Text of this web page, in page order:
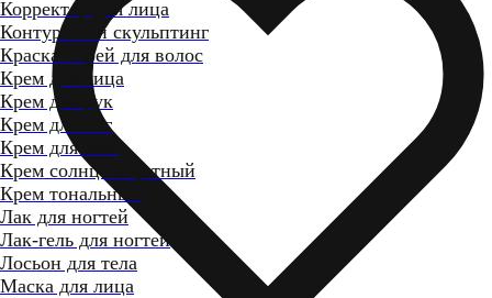
Корректор для лица
Контуринг и скульптинг
Краска-спрей для волос
Крем для лица
Крем для рук
Крем для ног
Крем для тела
Крем солнцезащитный
Крем тональный
Лак для ногтей
Лак-гель для ногтей
Лосьон для тела
Маска для лица